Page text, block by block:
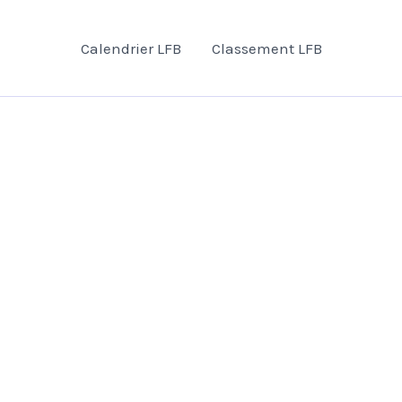
Calendrier LFB Classement LFB